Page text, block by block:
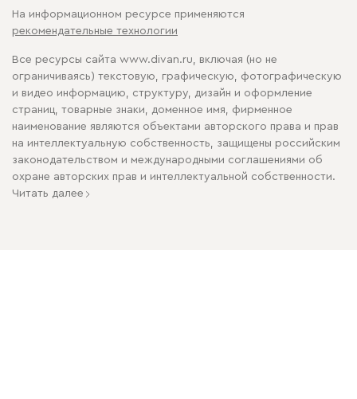
На информационном ресурсе применяются
рекомендательные технологии
Все ресурсы сайта www.divan.ru, включая (но не
ограничиваясь) текстовую, графическую, фотографическую
и видео информацию, структуру, дизайн и оформление
страниц, товарные знаки, доменное имя, фирменное
наименование являются объектами авторского права и прав
на интеллектуальную собственность, защищены российским
законодательством и международными соглашениями об
охране авторских прав и интеллектуальной собственности.
Читать далее